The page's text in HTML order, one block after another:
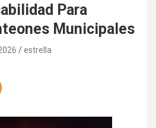
Para
Municipales
estrella